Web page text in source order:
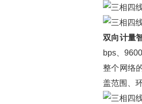
双向计量
bps、
整个网络
盖范围、